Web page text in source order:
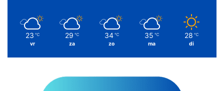
23 ℃
vr
29 ℃
za
34 ℃
zo
35 ℃
ma
28 ℃
di